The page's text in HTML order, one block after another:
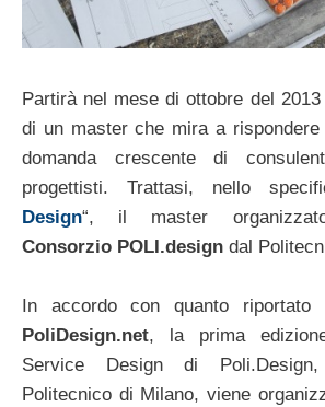
Partirà nel mese di ottobre del
di un master che mira a
domanda crescente di
progettisti. Trattasi, nello
Design“, il master
Consorzio POLI.design dal
In accordo con quanto riportato
PoliDesign.net, la prima
Service Design di
Politecnico di Milano, viene